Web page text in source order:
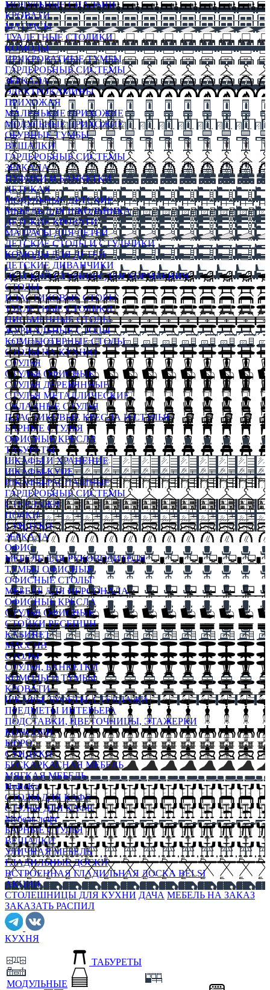
МОДУЛЬНЫЕ СПАЛЬНИ
КРОВАТИ
МАТРАСЫ
ТУАЛЕТНЫЕ СТОЛИКИ
КОМОДЫ
ПРИКРОВАТНЫЕ ТУМБЫ
ГАРДЕРОБНЫЕ СИСТЕМЫ
ЗЕРКАЛА
ЭЛЕКТРОКАМИНЫ
ПРИХОЖАЯ
МАЛЕНЬКИЕ ПРИХОЖИЕ
МОДУЛЬНЫЕ ПРИХОЖИЕ
ОБУВНЫЕ ТУМБЫ
ВЕШАЛКИ
ГАРДЕРОБНЫЕ СИСТЕМЫ
ЗЕРКАЛА
ПУФИКИ И БАНКЕТКИ
ДЕТСКАЯ
МОДУЛЬНЫЕ ДЕТСКИЕ
МЕБЕЛЬ ДЛЯ ШКОЛЬНИКА
ДЕТСКИЕ КРОВАТИ
МАТРАСЫ ДЛЯ ДЕТЕЙ
ДЕТСКИЕ СТОЛЫ И СТУЛЬЧИКИ
КОМОДЫ ДЛЯ ДЕТЕЙ
ДЕТСКИЕ ДИВАНЧИКИ
ДЕТСКИЙ СТУЛЬЧИК ДЛЯ КОРМЛЕНИЯ
СТОЛЫ
ПЛАСТИКОВЫЕ СТОЛЫ
ТУАЛЕТНЫЕ СТОЛИКИ
ПИСЬМЕННЫЕ СТОЛЫ
ЖУРНАЛЬНЫЕ СТОЛЫ
КОМПЬЮТЕРНЫЕ СТОЛЫ
СТОЛЫ НА КУХНЮ
СТУЛЬЯ
СТУЛЬЯ ОФИСНЫЕ
СТУЛЬЯ ДЕРЕВЯННЫЕ
СТУЛЬЯ МЕТАЛЛИЧЕСКИЕ
СКЛАДНЫЕ СТУЛЬЯ
ПЛАСТИКОВЫЕ КРЕСЛА И СТУЛЬЯ
БАРНЫЕ СТУЛЬЯ
ОФИСНЫЕ КРЕСЛА
ТАБУРЕТЫ
ШКАФЫ И ХРАНЕНИЕ
ШКАФЫ-КУПЕ
ШКАФЫ-РАСПАШНЫЕ
ГАРДЕРОБНЫЕ СИСТЕМЫ
СТЕЛЛАЖИ
ПОЛКИ
СУНДУКИ
ЗЕРКАЛА
ОФИС
МЕБЕЛЬ ДЛЯ РУКОВОДИТЕЛЯ
ТУМБЫ ОФИСНЫЕ
ОФИСНЫЕ СТОЛЫ
МЕБЕЛЬ ДЛЯ ПЕРСОНАЛА
ОФИСНЫЕ КРЕСЛА
СТУЛЬЯ ОФИСНЫЕ
СТОЙКИ РЕСЕПШН
КАБИНЕТ
МАССИВ
СТОЛЫ
СТУЛЬЯ, БАНКЕТКИ
КОМОДЫ И ТУМБЫ
КРОВАТИ
ШКАФЫ, БУФЕТЫ, СТЕЛЛАЖИ
ПРЕДМЕТЫ ИНТЕРЬЕРА
ПОДСТАВКИ, ЦВЕТОЧНИЦЫ, ЭТАЖЕРКИ
КОНСОЛИ
БЮРО
СУНДУКИ
БЕСКАРКАСНАЯ МЕБЕЛЬ
МЯГКАЯ МЕБЕЛЬ
HoReKa
СТОЛЫ ДЛЯ КАФЕ
СТУЛЬЯ ДЛЯ КАФЕ
Мебель лофт
БАРНЫЕ СТУЛЬЯ
ВЕШАЛКИ
УЛИЧНАЯ МЕБЕЛЬ
ГЛАДИЛЬНЫЕ ДОСКИ
ВСТРОЕННАЯ ГЛАДИЛЬНАЯ ДОСКА BELSI
АКЦИИ
СТОЛЕШНИЦЫ ДЛЯ КУХНИ ДАЧА МЕБЕЛЬ НА ЗАКАЗ
ЗАКАЗАТЬ РАСПИЛ
КУХНЯ
МОДУЛЬНЫЕ
ТАБУРЕТЫ